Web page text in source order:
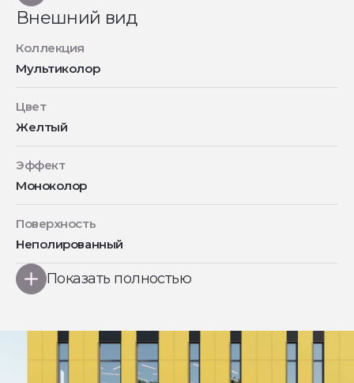
Внешний вид
Коллекция
Мультиколор
Цвет
Желтый
Эффект
Моноколор
Поверхность
Неполированный
Показать полностью